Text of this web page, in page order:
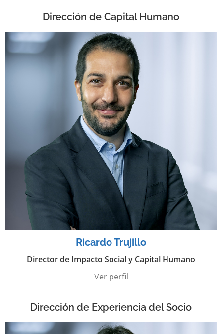
Dirección de Capital Humano
Ricardo Trujillo
Director de Impacto Social y Capital Humano
Ver perfil
Dirección de Experiencia del Socio